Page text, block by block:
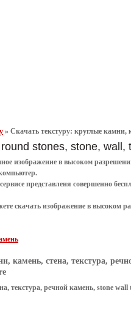
» Скачать текстуру: круглые камни,
round stones, stone,
изображение в высоком
представленя совершенно
скачать изображение в высоком
камень, стена, текстура,
текстура, речной камень, stone wall